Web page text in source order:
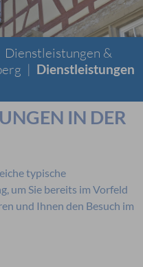
Dienstleistungen &
| Dienstleistungen
IN DER
typische
um Sie bereits im Vorfeld
und Ihnen den Besuch im